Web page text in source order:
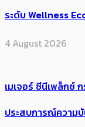
ระดับ Wellness
4 August 2026
เมเจอร์ ซีนีเพล็กซ์
ประสบการณ์ความบั